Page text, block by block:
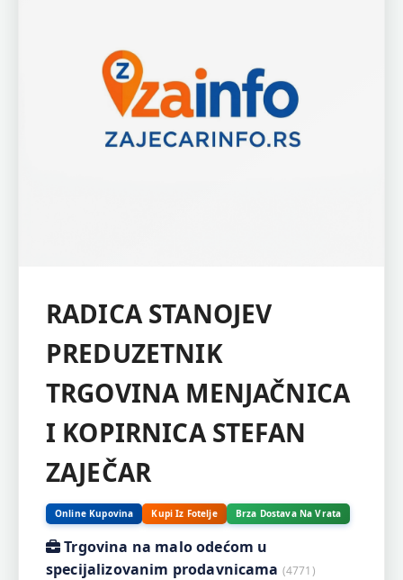
RADICA STANOJEV
PREDUZETNIK
TRGOVINA MENJAČNICA
I KOPIRNICA STEFAN
ZAJEČAR
Online Kupovina Kupi Iz Fotelje Brza Dostava Na Vrata
Trgovina na malo odećom u
specijalizovanim prodavnicama (4771)